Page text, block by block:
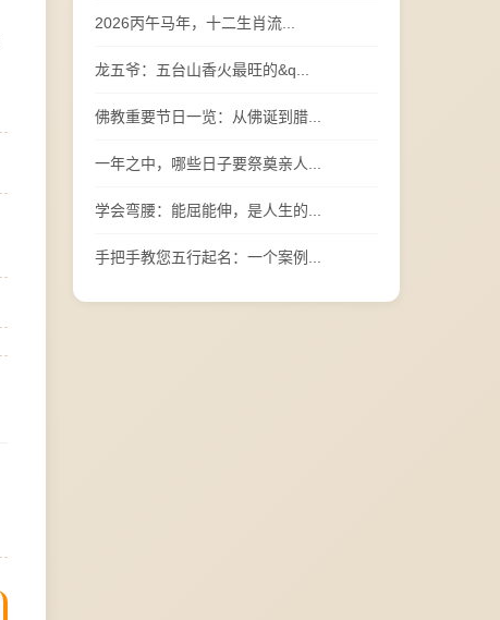
2026丙午马年，十二生肖流...
龙五爷：五台山香火最旺的&q...
佛教重要节日一览：从佛诞到腊...
一年之中，哪些日子要祭奠亲人...
学会弯腰：能屈能伸，是人生的...
手把手教您五行起名：一个案例...